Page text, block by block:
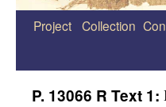
Zum
Project Collection
P. 13066 R Text 1: